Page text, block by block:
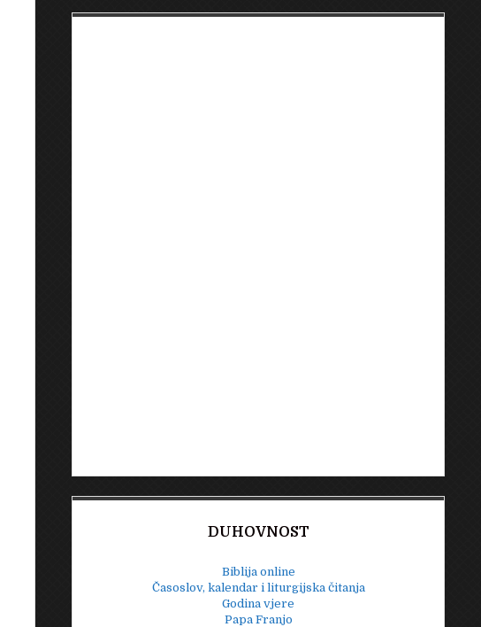
DUHOVNOST
Biblija online
Časoslov, kalendar i liturgijska čitanja
Godina vjere
Papa Franjo